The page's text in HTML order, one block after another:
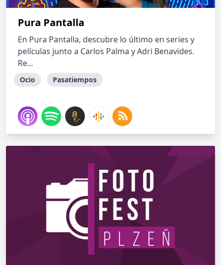
Pura Pantalla
En Pura Pantalla, descubre lo último en series y
películas junto a Carlos Palma y Adri Benavides.
Re...
Ocio Pasatiempos